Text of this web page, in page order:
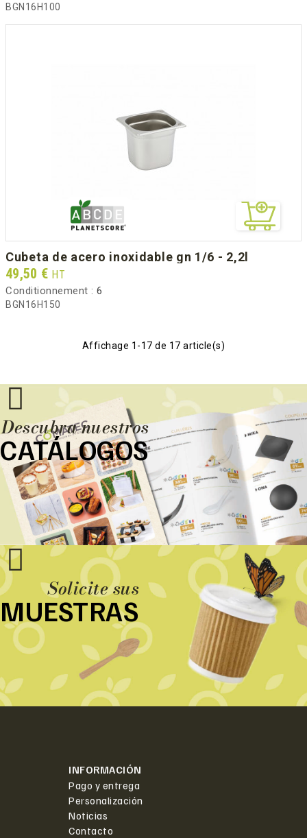
BGN16H100
cubeta de acero inoxidable gn 1/6 - 2,2l
Prix
49,50 € HT
Conditionnement : 6
BGN16H150
Affichage 1-17 de 17 article(s)
Descubra nuestros
CATÁLOGOS
Solicite sus
MUESTRAS
INFORMACIÓN
Pago y entrega
Personalización
Noticias
Contacto